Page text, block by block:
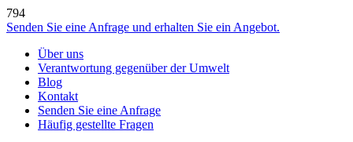
794
Senden Sie eine Anfrage und erhalten Sie ein Angebot.
Über uns
Verantwortung gegenüber der Umwelt
Blog
Kontakt
Senden Sie eine Anfrage
Häufig gestellte Fragen